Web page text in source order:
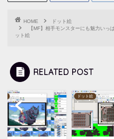
HOME
ドット絵
【MF】相手モンスターにも魅力いっ
ット絵
RELATED POST
ドット絵